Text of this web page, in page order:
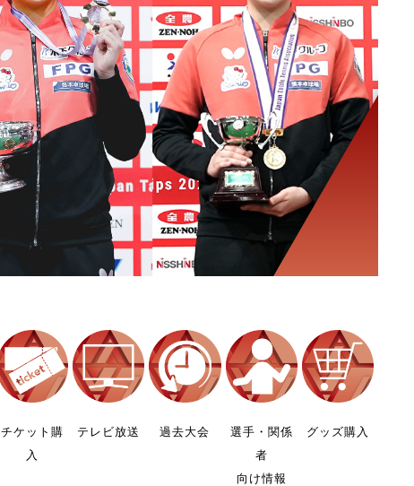
チケット購
入
テレビ放送 過去大会
選手・関係
者
向け情報
グッズ購入